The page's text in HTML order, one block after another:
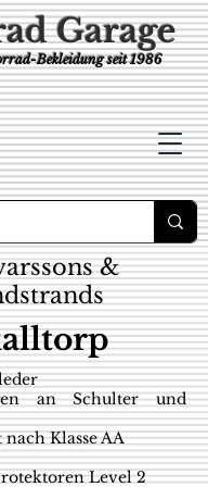
Garage
Bekleidungseit 1986
&
an Schulter und
Klasse AA
Level 2